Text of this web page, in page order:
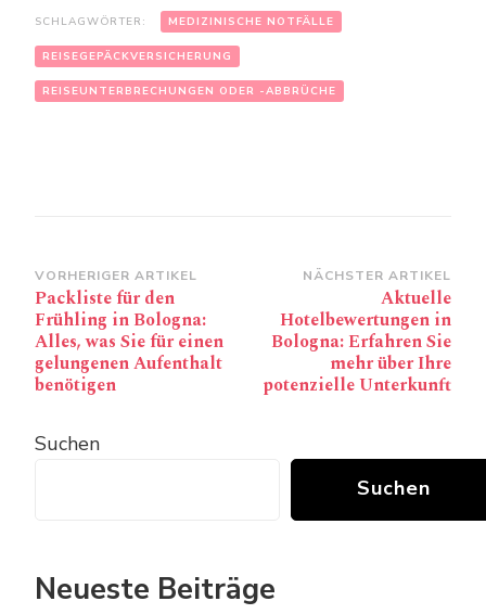
SCHLAGWÖRTER: MEDIZINISCHE NOTFÄLLE
REISEGEPÄCKVERSICHERUNG
REISEUNTERBRECHUNGEN ODER -ABBRÜCHE
Beitragsnavigation
VORHERIGER ARTIKEL
Packliste für den
Frühling in Bologna:
Alles, was Sie für einen
gelungenen Aufenthalt
benötigen
NÄCHSTER ARTIKEL
Aktuelle
Hotelbewertungen in
Bologna: Erfahren Sie
mehr über Ihre
potenzielle Unterkunft
Suchen
Suchen
Neueste Beiträge